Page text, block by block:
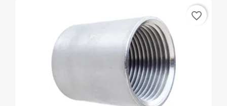
favorite_border